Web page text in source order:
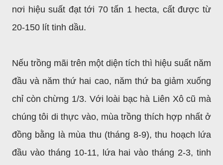
nơi hiệu suất đạt tới 70 tấn 1 hecta, cất được từ
20-150 lít tinh dầu.
Nếu trồng mãi trên một diện tích thì hiệu suất năm
đầu và năm thứ hai cao, năm thứ ba giảm xuống
chỉ còn chừng 1/3. Với loài bạc hà Liên Xô cũ mà
chúng tôi di thực vào, mùa trồng thích hợp nhất ở
đồng bằng là mùa thu (tháng 8-9), thu hoạch lứa
đầu vào tháng 10-11, lứa hai vào tháng 2-3, tinh